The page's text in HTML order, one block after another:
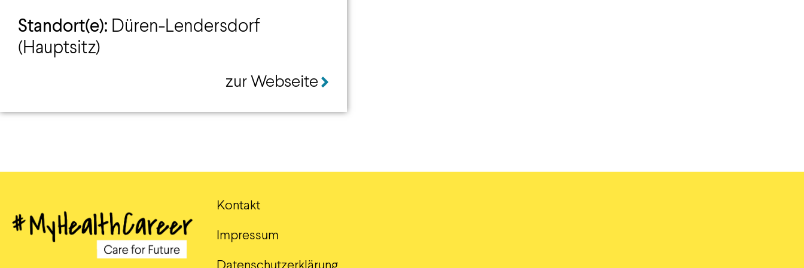
Standort(e): Düren-Lendersdorf
(Hauptsitz)
zur Webseite
Kontakt
Impressum
Datenschutzerklärung